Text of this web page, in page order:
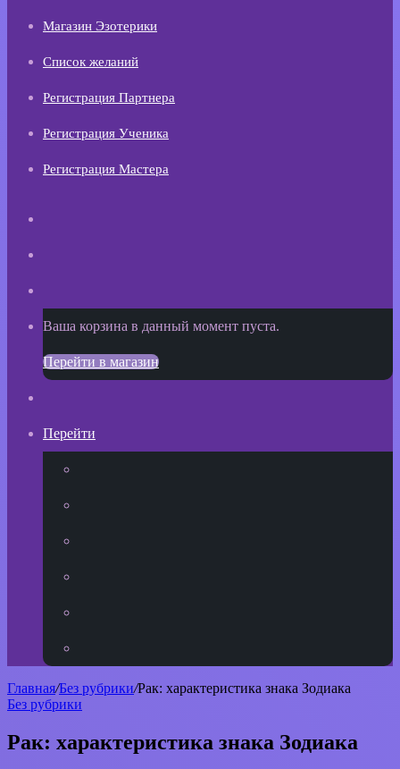
Магазин Эзотерики
Список желаний
Регистрация Партнера
Регистрация Ученика
Регистрация Мастера
Просмотреть
корзину
Ваша корзина в данный момент пуста.
Перейти в магазин
Перейти
Главная/Без рубрики/Рак: характеристика знака Зодиака
Без рубрики
Рак: характеристика знака Зодиака